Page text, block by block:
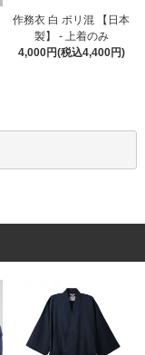
作務衣 白 ポリ混 【日本
製】 - 上着のみ
4,000円(税込4,400円)